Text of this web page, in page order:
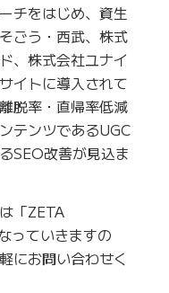
チをはじめ、資生
ごう・西武、株式
、株式会社ユナイ
イトに導入されて
脱率・直帰率低減
テンツであるUGC
SEO改善が見込ま
「ZETA
っていきますの
にお問い合わせく